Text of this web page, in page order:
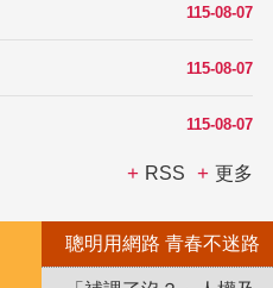
115-08-07
115-08-07
115-08-07
RSS 更多
聰明用網路 青春不迷路